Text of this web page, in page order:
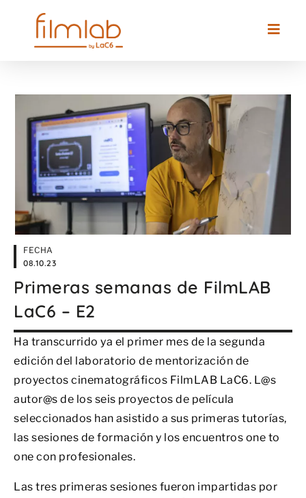
FECHA
08.10.23
Primeras semanas de FilmLAB
LaC6 – E2
Ha transcurrido ya el primer mes de la segunda
edición del laboratorio de mentorización de
proyectos cinematográficos FilmLAB LaC6. L@s
autor@s de los seis proyectos de película
seleccionados han asistido a sus primeras tutorías,
las sesiones de formación y los encuentros one to
one con profesionales.
Las tres primeras sesiones fueron impartidas por